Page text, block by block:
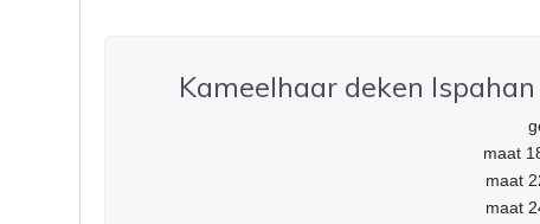
Kameelhaar deken
maat
maat
maat